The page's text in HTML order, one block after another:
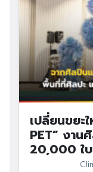
เปลี่ยนขยะ
PET” งาน
20,000 ใบ